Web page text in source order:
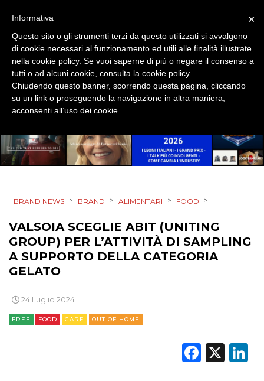
TV
DATI
PREVISIONI/SCENARI
NORMATIVE
TREND
OPINIONI
BRAND NEWS > BRAND > ALIMENTARI > FOOD >
VALSOIA SCEGLIE ABIT (UNITING
GROUP) PER L’ATTIVITÀ DI SAMPLING
A SUPPORTO DELLA CATEGORIA
GELATO
24 Luglio 2024
FREE FOOD GARE OUT OF HOME
X
×
Informativa
Questo sito o gli strumenti terzi da questo utilizzati si avvalgono
di cookie necessari al funzionamento ed utili alle finalità illustrate
nella cookie policy. Se vuoi saperne di più o negare il consenso a
tutti o ad alcuni cookie, consulta la cookie policy.
Chiudendo questo banner, scorrendo questa pagina, cliccando
su un link o proseguendo la navigazione in altra maniera,
acconsenti all’uso dei cookie.